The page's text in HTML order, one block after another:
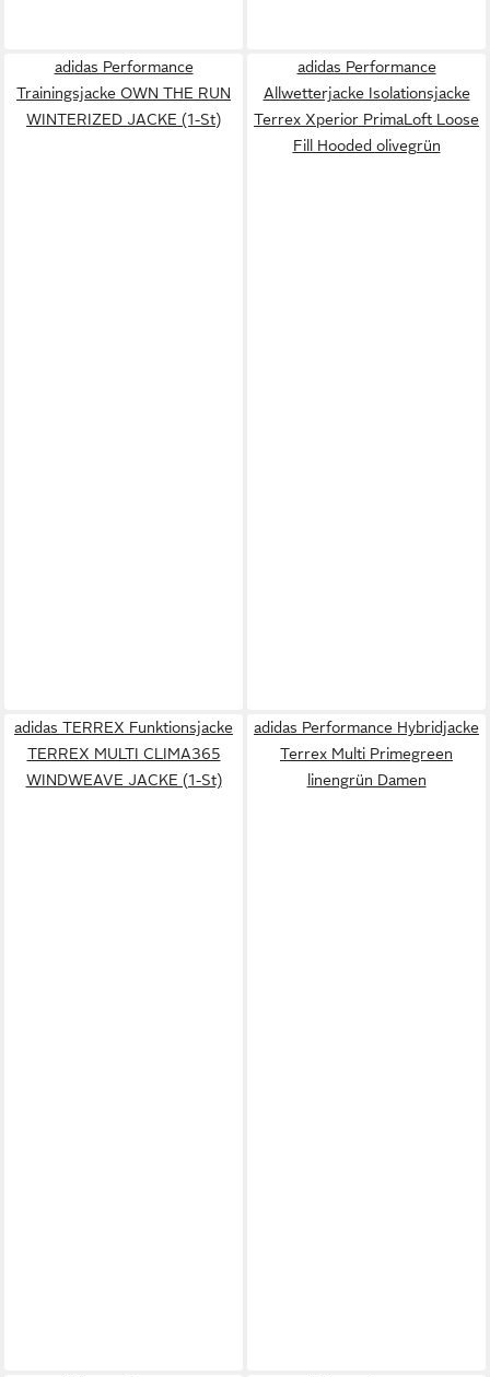
adidas Performance
Trainingsjacke OWN THE RUN
WINTERIZED JACKE (1-St)
adidas Performance
Allwetterjacke Isolationsjacke
Terrex Xperior PrimaLoft Loose
Fill Hooded olivegrün
adidas TERREX Funktionsjacke
TERREX MULTI CLIMA365
WINDWEAVE JACKE (1-St)
adidas Performance Hybridjacke
Terrex Multi Primegreen
linengrün Damen